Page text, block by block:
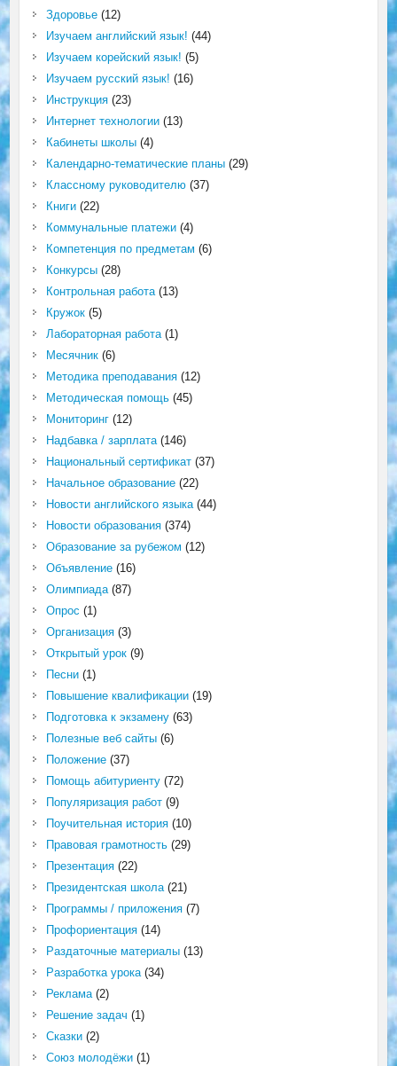
Здоровье(12)
Изучаем английский язык! (44)
Изучаем корейский язык! (5)
Изучаем русский язык! (16)
Инструкция(23)
Интернет технологии(13)
Кабинеты школы(4)
Календарно-тематические планы(29)
Классному руководителю(37)
Книги(22)
Коммунальные платежи(4)
Компетенция по предметам (6)
Конкурсы(28)
Контрольная работа(13)
Кружок(5)
Лабораторная работа(1)
Месячник(6)
Методика преподавания(12)
Методическая помощь(45)
Мониторинг(12)
Надбавка / зарплата(146)
Национальный сертификат(37)
Начальное образование(22)
Новости английского языка(44)
Новости образования(374)
Образование за рубежом (12)
Объявление(16)
Олимпиада(87)
Опрос (1)
Организация(3)
Открытый урок(9)
Песни(1)
Повышение квалификации(19)
Подготовка к экзамену(63)
Полезные веб сайты(6)
Положение(37)
Помощь абитуриенту(72)
Популяризация работ(9)
Поучительная история(10)
Правовая грамотность(29)
Презентация(22)
Президентская школа(21)
Программы / приложения(7)
Профориентация(14)
Раздаточные материалы(13)
Разработка урока(34)
Реклама(2)
Решение задач (1)
Сказки(2)
Союз молодёжи(1)